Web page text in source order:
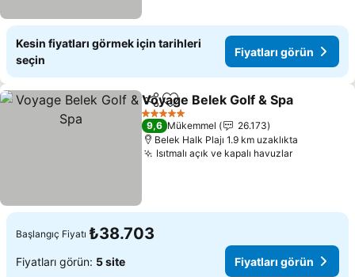
Kesin fiyatları görmek için tarihleri
seçin
Fiyatları görün
PaylaşFavorilerime ekle
Voyage Belek Golf & Spa
5 Yıldız
9,6 Mükemmel
26.173
Belek Halk Plajı 1.9 km uzaklıkta
Isıtmalı açık ve kapalı havuzlarFiyatları
Başlangıç Fiyatı ₺38.703
Fiyatları görün: 5 site Fiyatları görün